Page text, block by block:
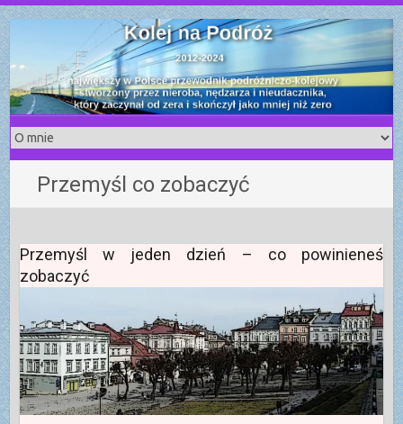
S
k
i
p
t
o
c
o
n
t
e
n
t
Przemyśl co zobaczyć
Przemyśl w jeden dzień – co powinieneś
zobaczyć